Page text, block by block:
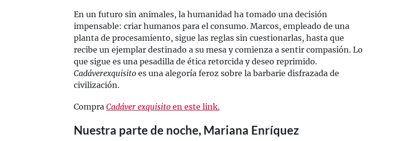
En un futuro sin animales, la humanidad ha tomado una decisión
impensable: criar humanos para el consumo. Marcos, empleado de una
planta de procesamiento, sigue las reglas sin cuestionarlas, hasta que
recibe un ejemplar destinado a su mesa y comienza a sentir compasión. Lo
que sigue es una pesadilla de ética retorcida y deseo reprimido.
Cadáverexquisito es una alegoría feroz sobre la barbarie disfrazada de
civilización.
Compra Cadáver exquisito en este link.
Nuestra parte de noche, Mariana Enríquez